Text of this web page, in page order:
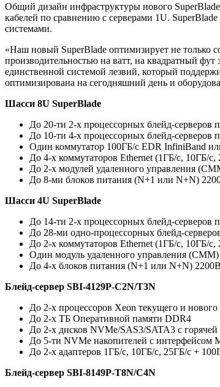
Общий дизайн инфраструктуры нового
кабелей по сравнению с серверами 1U.
системами.
«Наш новый SuperBlade оптимизирует не только
производительностью на ватт, на квадратный
единственной системой лезвий, который
оптимизирована на сегодняшний день и
Шасси 8U SuperBlade
До 20-ти 2-х процессорных блейд-серверов
До 10-ти 4-х процессорных блейд-серверов
Один коммутатор 100ГБ/с EDR InfiniBand
До 4-х коммутаторов Ethernet (1ГБ/с, 10ГБ/с,
До 2-х модулей удаленного управления
До 8-ми блоков питания (N+1 или N+N)
Шасси 4U SuperBlade
До 14-ти 2-х процессорных блейд-серверов
До 28-ми одно-процессорных блейд-
До 2-х коммутаторов Ethernet (1ГБ/с, 10ГБ/с,
Один модуль удаленного управления (CMM)
До 4-х блоков питания (N+1 или N+N)
Блейд-сервер SBI-4129P-C2N/T3N
До 2-х процессоров Xeon текущего и нового
До 2-х ТБ Оперативной памяти DDR4
До 2-х дисков NVMe/SAS3/SATA3 с горячей
До 5-ти NVMe накопителей с интерфейсом
До 2-х адаптеров 1ГБ/с, 10ГБ/с, 25ГБ/с +
Блейд-сервер SBI-8149P-T8N/C4N